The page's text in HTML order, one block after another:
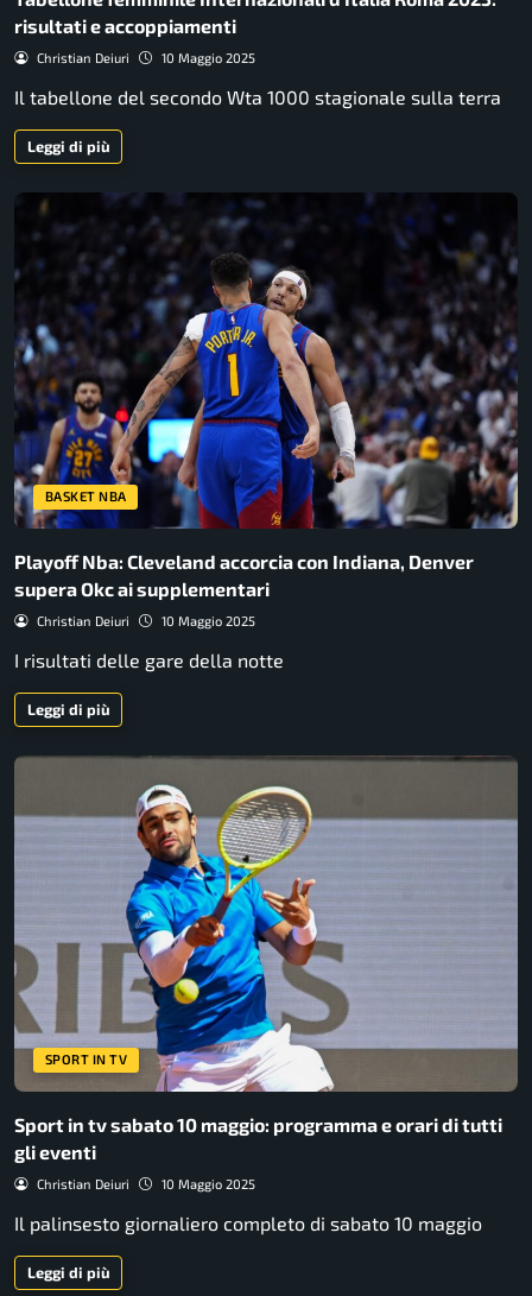
risultati e accoppiamenti
Christian Deiuri 10 Maggio 2025
Il tabellone del secondo Wta 1000 stagionale sulla terra
Leggi di più
BASKET NBA
Playoff Nba: Cleveland accorcia con Indiana, Denver
supera Okc ai supplementari
Christian Deiuri 10 Maggio 2025
I risultati delle gare della notte
Leggi di più
SPORT IN TV
Sport in tv sabato 10 maggio: programma e orari di tutti
gli eventi
Christian Deiuri 10 Maggio 2025
Il palinsesto giornaliero completo di sabato 10 maggio
Leggi di più